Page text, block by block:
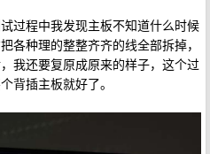
过程中我发现主板不知道什么时候
各种理的整整齐齐的线全部拆掉，
我还要复原成原来的样子，这个过
背插主板就好了。